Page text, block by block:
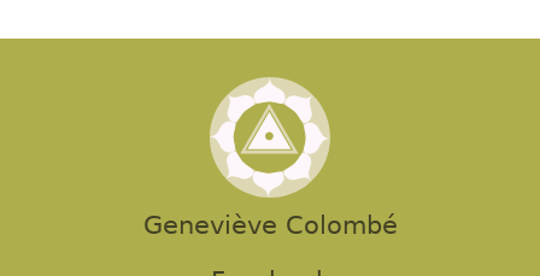
Geneviève Colombé